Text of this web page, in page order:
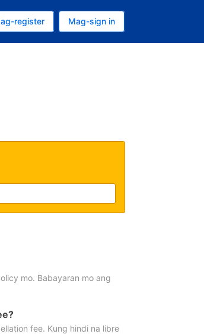
ngayon
mo
register Mag-sign in
mo. Babayaran mo ang
fee. Kung hindi na libre